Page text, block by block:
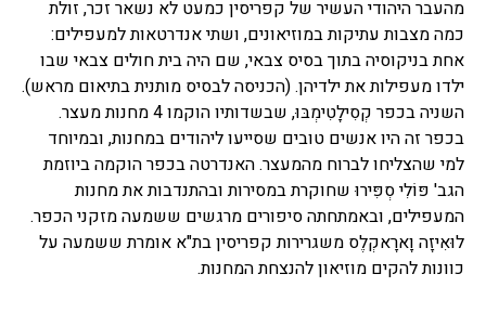
מהעבר היהודי העשיר של קפריסין כמעט לא נשאר זכר, זולת
כמה מצבות עתיקות במוזיאונים, ושתי אנדרטאות למעפילים:
אחת בניקוסיה בתוך בסיס צבאי, שם היה בית חולים צבאי שבו
ילדו מעפילות את ילדיהן. (הכניסה לבסיס מותנית בתיאום מראש).
השניה בכפר קְסִילָטִימְבּוּ, שבשדותיו הוקמו 4 מחנות מעצר.
בכפר זה היו אנשים טובים שסייעו ליהודים במחנות, ובמיוחד
למי שהצליחו לברוח מהמעצר. האנדרטה בכפר הוקמה ביוזמת
הגב' פּוֹלִי סְפִּירוּ שחוקרת במסירות ובהתנדבות את מחנות
המעפילים, ובאמתחתה סיפורים מרגשים ששמעה מזקני הכפר.
לוּאִיזָה וָארָאקְלֶס משגרירות קפריסין בת"א אומרת ששמעה על
כוונות להקים מוזיאון להנצחת המחנות.